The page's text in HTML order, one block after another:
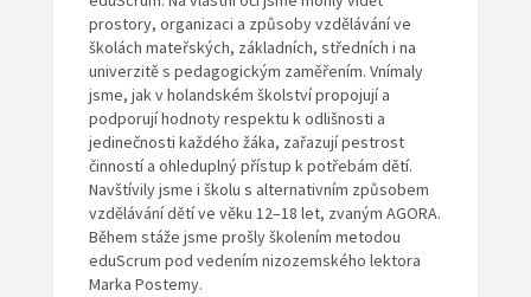
prostory, organizaci a způsoby vzdělávání ve
školách mateřských, základních, středních i na
univerzitě s pedagogickým zaměřením. Vnímaly
jsme, jak v holandském školství propojují a
podporují hodnoty respektu k odlišnosti a
jedinečnosti každého žáka, zařazují pestrost
činností a ohleduplný přístup k potřebám dětí.
Navštívily jsme i školu s alternativním způsobem
vzdělávání dětí ve věku 12–18 let, zvaným AGORA.
Během stáže jsme prošly školením metodou
eduScrum pod vedením nizozemského lektora
Marka Postemy.